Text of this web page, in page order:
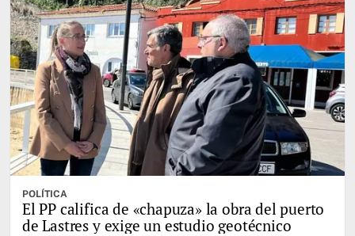
POLÍTICA
El PP califica de «chapuza» la obra del puerto
de Lastres y exige un estudio geotécnico